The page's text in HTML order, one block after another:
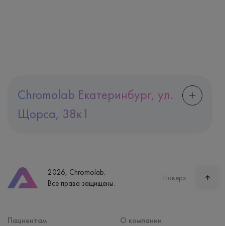
Chromolab Екатеринбург, ул.
Щорса, 38к1
Часы работы
пн-вс: 7:30-15:00
2026, Chromolab.
Все права защищены.
Наверх
Пациентам
О компании